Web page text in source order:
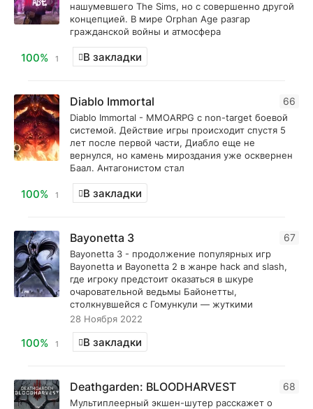
нашумевшего The Sims, но с совершенно другой
концепцией. В мире Orphan Age разгар
гражданской войны и атмосфера
100% 1 В закладки
66
Diablo Immortal
Diablo Immortal - MMOARPG с non-target боевой
системой. Действие игры происходит спустя 5
лет после первой части, Диабло еще не
вернулся, но камень мироздания уже осквернен
Баал. Антагонистом стал
100% 1 В закладки
67
Bayonetta 3
Bayonetta 3 - продолжение популярных игр
Bayonetta и Bayonetta 2 в жанре hack and slash,
где игроку предстоит оказаться в шкуре
очаровательной ведьмы Байонетты,
столкнувшейся с Гомункули — жуткими
28 Ноября 2022
100% 1 В закладки
68
Deathgarden: BLOODHARVEST
Мультиплеерный экшен-шутер расскажет о